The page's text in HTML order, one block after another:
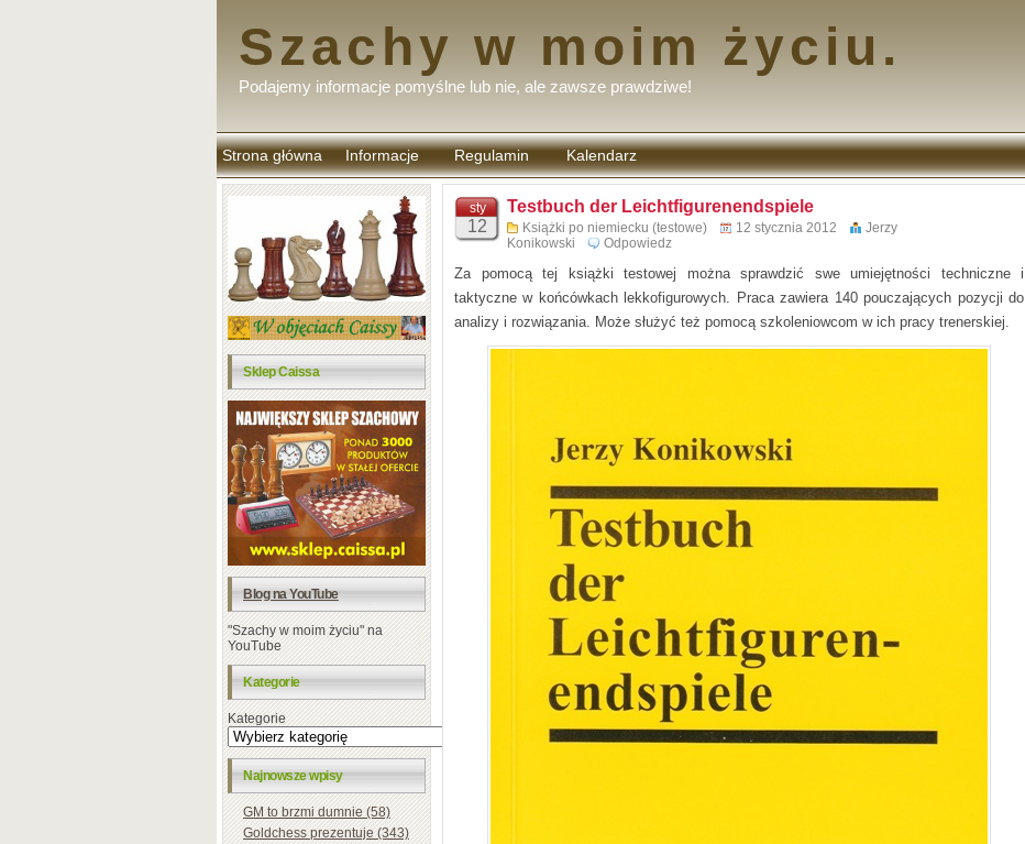
Szachy w moim życiu.
Podajemy informacje pomyślne lub nie, ale zawsze prawdziwe!
Strona główna Informacje Regulamin
komentarzy
Kalendarz
Sklep Caissa
Blog na YouTube
"Szachy w moim życiu" na
YouTube
Kategorie
Kategorie
Najnowsze wpisy
GM to brzmi dumnie (58)
Goldchess prezentuje (343)
sty
12
Testbuch der Leichtfigurenendspiele
Książki po niemiecku (testowe) 12 stycznia 2012
Jerzy
Konikowski
Odpowiedz
Za pomocą tej książki testowej można sprawdzić swe umiejętności techniczne i
taktyczne w końcówkach lekkofigurowych. Praca zawiera 140 pouczających pozycji do
analizy i rozwiązania. Może służyć też pomocą szkoleniowcom w ich pracy trenerskiej.